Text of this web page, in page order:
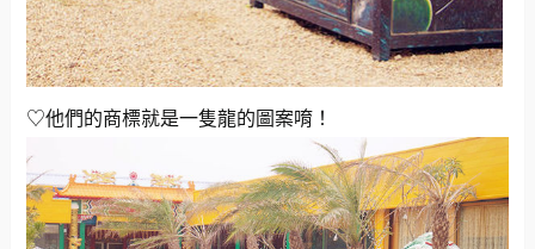
♡他們的商標就是一隻龍的圖案唷！